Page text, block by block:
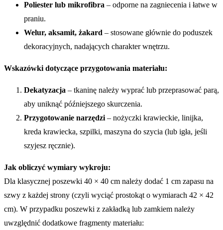
Poliester lub mikrofibra – odporne na zagniecenia i łatwe w
praniu.
Welur, aksamit, żakard – stosowane głównie do poduszek
dekoracyjnych, nadających charakter wnętrzu.
Wskazówki dotyczące przygotowania materiału:
Dekatyzacja – tkaninę należy wyprać lub przeprasować parą,
aby uniknąć późniejszego skurczenia.
Przygotowanie narzędzi – nożyczki krawieckie, linijka,
kreda krawiecka, szpilki, maszyna do szycia (lub igła, jeśli
szyjesz ręcznie).
Jak obliczyć wymiary wykroju:
Dla klasycznej poszewki 40 × 40 cm należy dodać 1 cm zapasu na
szwy z każdej strony (czyli wyciąć prostokąt o wymiarach 42 × 42
cm). W przypadku poszewki z zakładką lub zamkiem należy
uwzględnić dodatkowe fragmenty materiału: